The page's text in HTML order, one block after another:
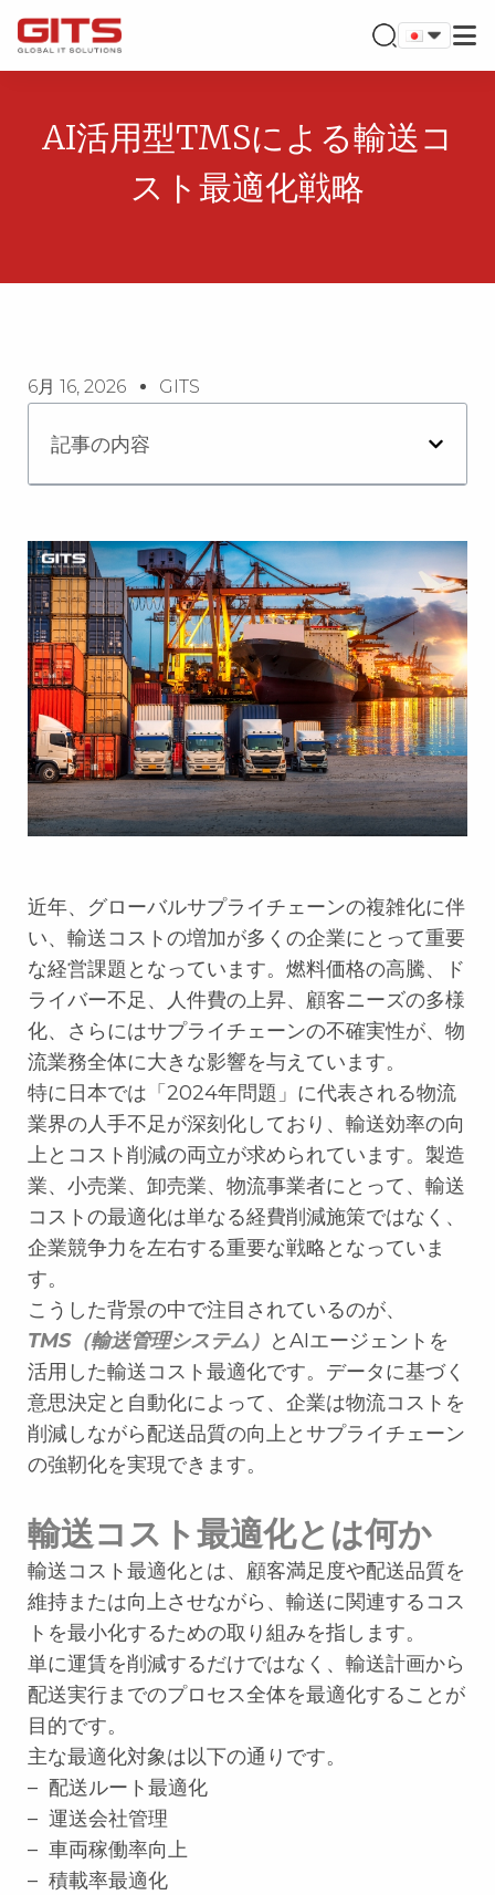
AI活用型TMSによる輸送コ
スト最適化戦略
6月 16, 2026 GITS
記事の内容
近年、グローバルサプライチェーンの複雑化に伴
い、輸送コストの増加が多くの企業にとって重要
な経営課題となっています。燃料価格の高騰、ド
ライバー不足、人件費の上昇、顧客ニーズの多様
化、さらにはサプライチェーンの不確実性が、物
流業務全体に大きな影響を与えています。
特に日本では「2024年問題」に代表される物流
業界の人手不足が深刻化しており、輸送効率の向
上とコスト削減の両立が求められています。製造
業、小売業、卸売業、物流事業者にとって、輸送
コストの最適化は単なる経費削減施策ではなく、
企業競争力を左右する重要な戦略となっていま
す。
こうした背景の中で注目されているのが、
TMS（輸送管理システム） とAIエージェントを
活用した輸送コスト最適化です。データに基づく
意思決定と自動化によって、企業は物流コストを
削減しながら配送品質の向上とサプライチェーン
の強靭化を実現できます。
輸送コスト最適化とは何か
輸送コスト最適化とは、顧客満足度や配送品質を
維持または向上させながら、輸送に関連するコス
トを最小化するための取り組みを指します。
単に運賃を削減するだけではなく、輸送計画から
配送実行までのプロセス全体を最適化することが
目的です。
主な最適化対象は以下の通りです。
– 配送ルート最適化
– 運送会社管理
– 車両稼働率向上
– 積載率最適化